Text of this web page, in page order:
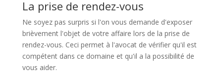
La prise de rendez-vous
Ne soyez pas surpris si l'on vous demande d'exposer
brièvement l'objet de votre affaire lors de la prise de
rendez-vous. Ceci permet à l'avocat de vérifier qu'il est
compétent dans ce domaine et qu'il a la possibilité de
vous aider.